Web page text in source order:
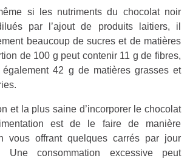
si les nutriments du chocolat noir
par l’ajout de produits laitiers, il
beaucoup de sucres et de matières
de 100 g peut contenir 11 g de fibres,
42 g de matières grasses et
et la plus saine d’incorporer le chocolat
est de le faire de manière
vous offrant quelques carrés par jour
Une consommation excessive peut